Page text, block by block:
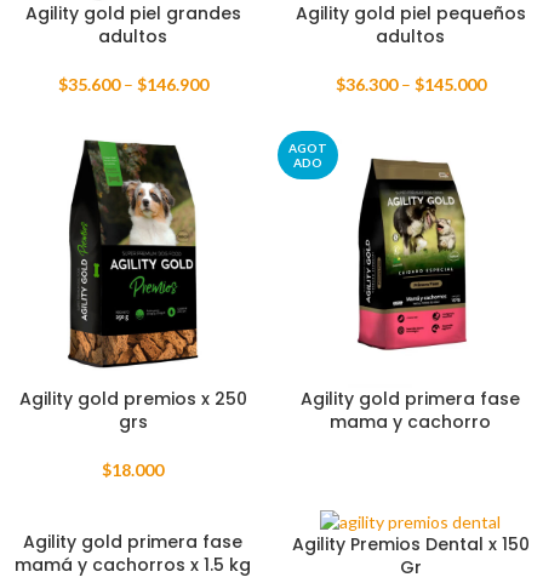
Agility gold piel grandes
adultos
$35.600 – $146.900
Agility gold piel pequeños
adultos
$36.300 – $145.000
Agility gold premios x 250
grs
$18.000
AGOT
ADO
Agility gold primera fase
mama y cachorro
Agility gold primera fase
mamá y cachorros x 1.5 kg
Agility Premios Dental x 150
Gr